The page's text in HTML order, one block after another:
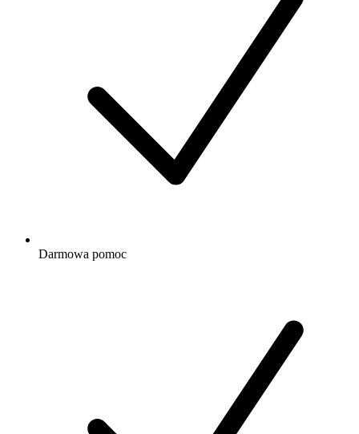
Darmowa pomoc